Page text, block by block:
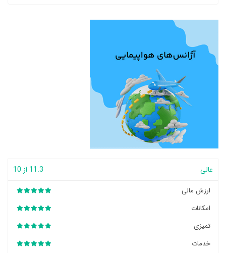
عالی 11.3 از 10
ارزش مالی
امکانات
تمیزی
خدمات